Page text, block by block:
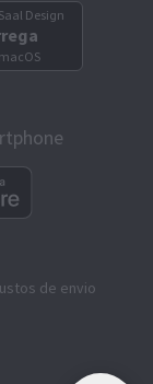
Design
de envio